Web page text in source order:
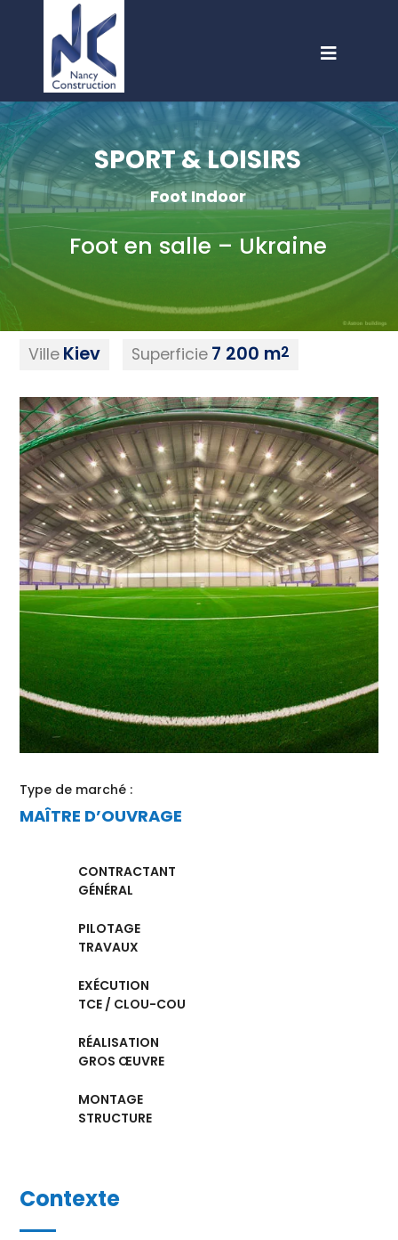
SPORT & LOISIRS
Foot Indoor
Foot en salle – Ukraine
Ville Kiev Superficie 7 200 m2
Type de marché :
MAÎTRE D’OUVRAGE
CONTRACTANT
GÉNÉRAL
PILOTAGE
TRAVAUX
EXÉCUTION
TCE / CLOU-COU
RÉALISATION
GROS ŒUVRE
MONTAGE
STRUCTURE
Contexte